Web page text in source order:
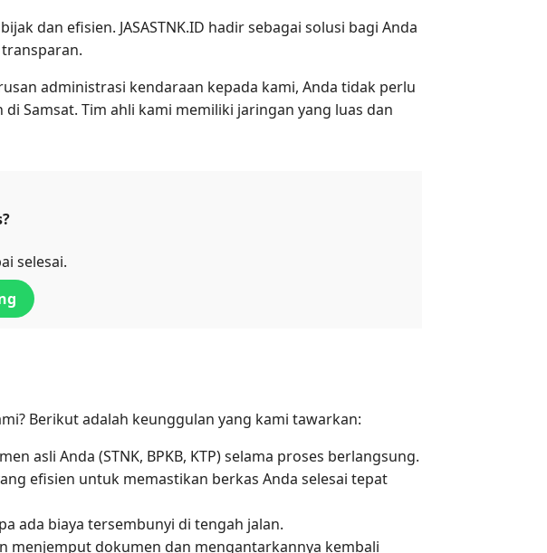
dan efisien. JASASTNK.ID hadir sebagai solusi bagi Anda
administrasi kendaraan kepada kami, Anda tidak perlu
Samsat. Tim ahli kami memiliki jaringan yang luas dan
selesai.
Berikut adalah keunggulan yang kami tawarkan:
asli Anda (STNK, BPKB, KTP) selama proses berlangsung.
efisien untuk memastikan berkas Anda selesai tepat
ada biaya tersembunyi di tengah jalan.
menjemput dokumen dan mengantarkannya kembali